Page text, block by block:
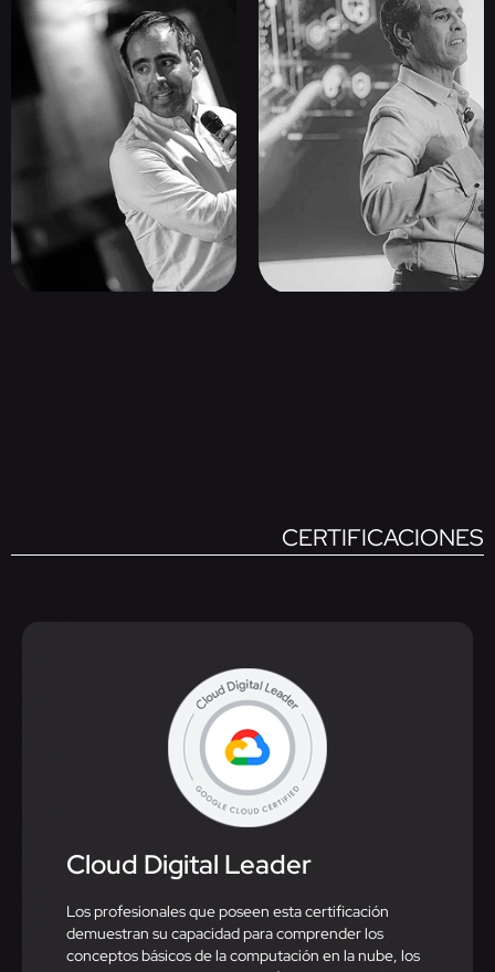
CERTIFICACIONES
Cloud Digital Leader​
Los profesionales que poseen esta certificación
demuestran su capacidad para comprender los
conceptos básicos de la computación en la nube, los